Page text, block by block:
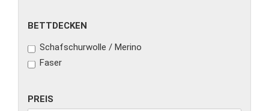
BETTDECKEN
BETTDECKEN
Schafschurwolle / Merino
Faser
PREIS
PREIS